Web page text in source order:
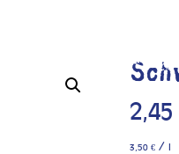
2,45
3,50€ /